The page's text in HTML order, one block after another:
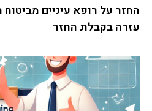
החזר על רופא עיניים
עזרה בקבלת החזר